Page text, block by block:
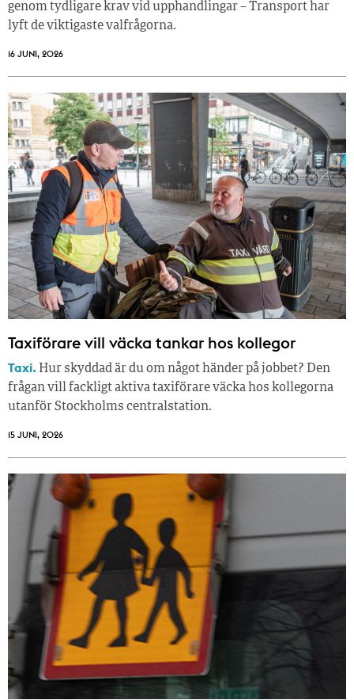
genom tydligare krav vid upphandlingar – Transport har
lyft de viktigaste valfrågorna.
16 JUNI, 2026
Taxiförare vill väcka tankar hos kollegor
Taxi. Hur skyddad är du om något händer på jobbet? Den
frågan vill fackligt aktiva taxiförare väcka hos kollegorna
utanför Stockholms centralstation.
15 JUNI, 2026